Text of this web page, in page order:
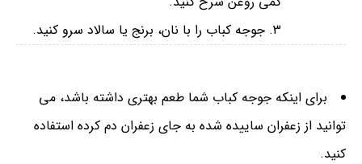
جوجه کباب را با نان، برنج یا سالاد سرو کنید.
برای اینکه جوجه کباب شما طعم بهتری داشته باشد، می
توانید از زعفران ساییده شده به جای زعفران دم کرده استفاده
کنید.